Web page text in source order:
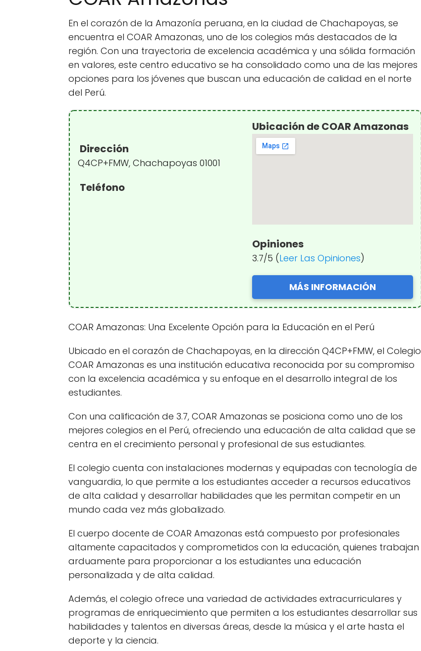
En el corazón de la Amazonía peruana, en la ciudad de Chachapoyas, se
encuentra el COAR Amazonas, uno de los colegios más destacados de la
región. Con una trayectoria de excelencia académica y una sólida formación
en valores, este centro educativo se ha consolidado como una de las mejores
opciones para los jóvenes que buscan una educación de calidad en el norte
del Perú.
Dirección
Q4CP+FMW, Chachapoyas 01001
Teléfono
Ubicación de COAR Amazonas
Opiniones
3.7/5 (Leer Las Opiniones)
MÁS INFORMACIÓN
COAR Amazonas: Una Excelente Opción para la Educación en el Perú
Ubicado en el corazón de Chachapoyas, en la dirección Q4CP+FMW, el Colegio
COAR Amazonas es una institución educativa reconocida por su compromiso
con la excelencia académica y su enfoque en el desarrollo integral de los
estudiantes.
Con una calificación de 3.7, COAR Amazonas se posiciona como uno de los
mejores colegios en el Perú, ofreciendo una educación de alta calidad que se
centra en el crecimiento personal y profesional de sus estudiantes.
El colegio cuenta con instalaciones modernas y equipadas con tecnología de
vanguardia, lo que permite a los estudiantes acceder a recursos educativos
de alta calidad y desarrollar habilidades que les permitan competir en un
mundo cada vez más globalizado.
El cuerpo docente de COAR Amazonas está compuesto por profesionales
altamente capacitados y comprometidos con la educación, quienes trabajan
arduamente para proporcionar a los estudiantes una educación
personalizada y de alta calidad.
Además, el colegio ofrece una variedad de actividades extracurriculares y
programas de enriquecimiento que permiten a los estudiantes desarrollar sus
habilidades y talentos en diversas áreas, desde la música y el arte hasta el
deporte y la ciencia.